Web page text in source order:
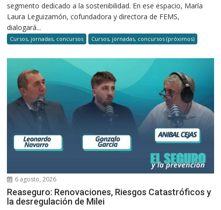
segmento dedicado a la sostenibilidad. En ese espacio, María
Laura Leguizamón, cofundadora y directora de FEMS,
dialogará...
Cursos, jornadas, concursos Cursos, jornadas, concursos (próximos)
6 agosto, 2026
Reaseguro: Renovaciones, Riesgos Catastróficos y
la desregulación de Milei